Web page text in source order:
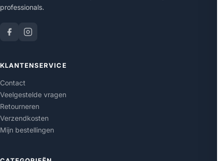
professionals.
KLANTENSERVICE
Contact
Veelgestelde vragen
Retourneren
Verzendkosten
Mijn bestellingen